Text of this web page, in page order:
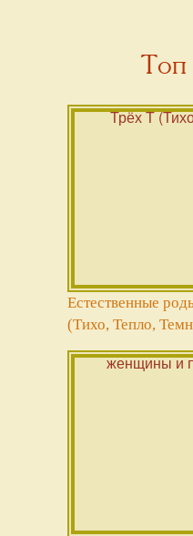
Топ
Естественные
(Тихо, Тепло,